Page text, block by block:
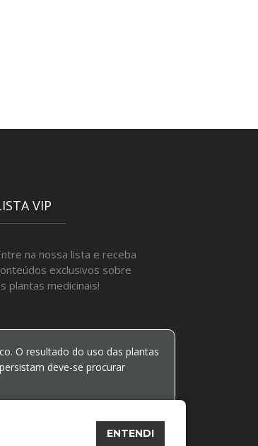
VIP
na nossa lista e receba
exclusivos sobre
plantas medicinais!
O resultado do uso das plantas
deve-se procurar
ENTENDI